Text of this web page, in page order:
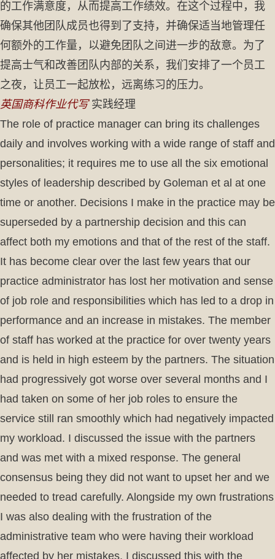
的工作满意度，从而提高工作绩效。在这个过程中，我
确保其他团队成员也得到了支持，并确保适当地管理任
何额外的工作量，以避免团队之间进一步的敌意。为了
提高士气和改善团队内部的关系，我们安排了一个员工
之夜，让员工一起放松，远离练习的压力。
英国商科作业代写实践经理
The role of practice manager can bring its challenges
daily and involves working with a wide range of staff and
personalities; it requires me to use all the six emotional
styles of leadership described by Goleman et al at one
time or another. Decisions I make in the practice may be
superseded by a partnership decision and this can
affect both my emotions and that of the rest of the staff.
It has become clear over the last few years that our
practice administrator has lost her motivation and sense
of job role and responsibilities which has led to a drop in
performance and an increase in mistakes. The member
of staff has worked at the practice for over twenty years
and is held in high esteem by the partners. The situation
had progressively got worse over several months and I
had taken on some of her job roles to ensure the
service still ran smoothly which had negatively impacted
my workload. I discussed the issue with the partners
and was met with a mixed response. The general
consensus being they did not want to upset her and we
needed to tread carefully. Alongside my own frustrations
I was also dealing with the frustration of the
administrative team who were having their workload
affected by her mistakes. I discussed this with the